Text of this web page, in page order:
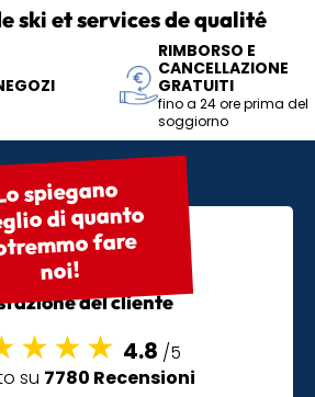
ski et services de qualité
RIMBORSO E
CANCELLAZIONE
GRATUITI
fino a 24 ore prima del
soggiorno
spiegano
di quanto
fare
noi!
del cliente
4.8 /5
su 7780 Recensioni